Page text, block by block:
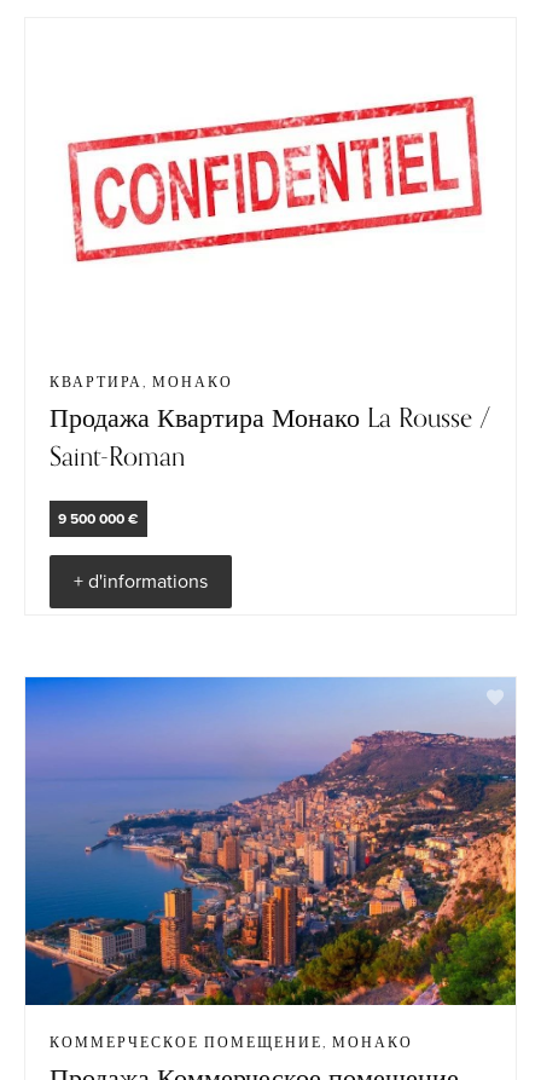
КВАРТИРА, МОНАКО
Продажа Квартира Монако La Rousse /
Saint-Roman
9 500 000 €
+ d'informations
КОММЕРЧЕСКОЕ ПОМЕЩЕНИЕ, МОНАКО